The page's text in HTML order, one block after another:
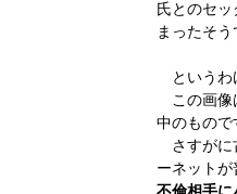
氏とのセ
まったそ
というわ
この画像
中のもので
さすがに
ーネットが